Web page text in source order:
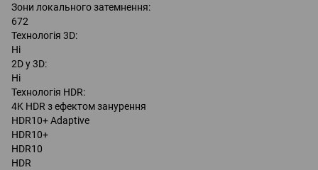
Зони локального затемнення:
672
Технологія 3D:
Hi
2D у 3D:
Hi
Технологія HDR:
4K HDR з ефектом занурення
HDR10+ Adaptive
HDR10+
HDR10
HDR